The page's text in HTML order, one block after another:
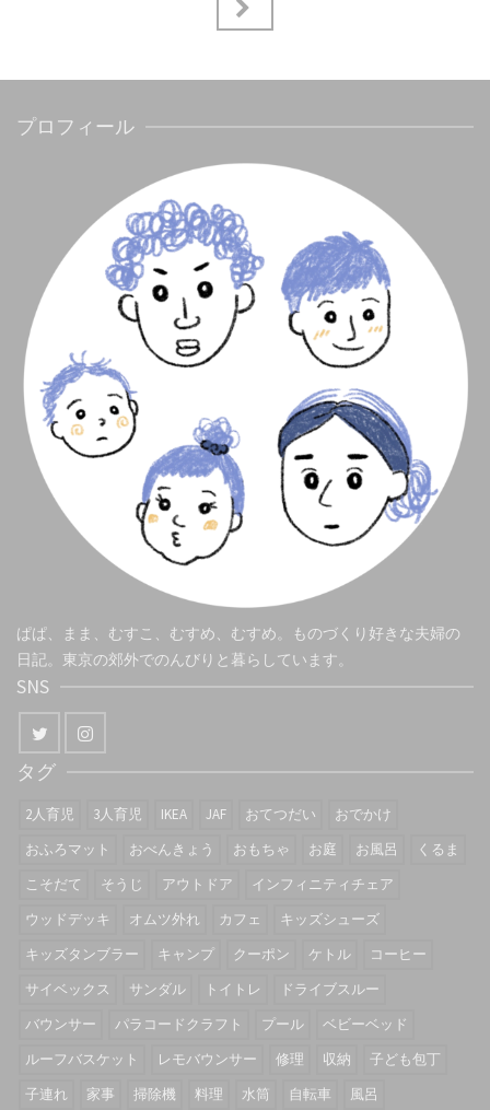
ー
プロフィール
ぱぱ、まま、むすこ、むすめ、むすめ。ものづくり好きな夫婦の
日記。東京の郊外でのんびりと暮らしています。
SNS
タグ
2人育児 3人育児 IKEA JAF おてつだい
おでかけ
おふろマット
おべんきょう おもちゃ お庭 お風呂
くるま
こそだて
そうじ アウトドア
インフィニティチェア
ウッドデッキ
オムツ外れ カフェ
キッズシューズ
キッズタンブラー
キャンプ クーポン ケトル
コーヒー
サイベックス
サンダル トイトレ
ドライブスルー
バウンサー
パラコードクラフト プール
ベビーベッド
ルーフバスケット
レモバウンサー 修理 収納
子ども包丁
子連れ
家事 掃除機 料理 水筒 自転車 風呂